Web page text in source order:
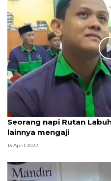
Seorang napi Rutan
lainnya mengaji
13 April 2022